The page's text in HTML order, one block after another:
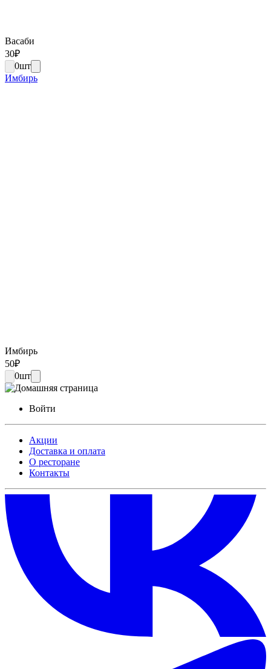
Васаби
30₽
0шт
Имбирь
Имбирь
50₽
0шт
Войти
Акции
Доставка и оплата
О ресторане
Контакты